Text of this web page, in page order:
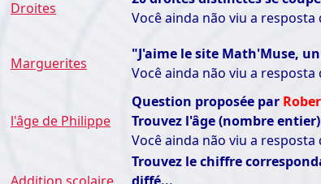
Droites
Você ainda não viu a resposta
Marguerites
"J'aime le site Math'Muse,
Você ainda não viu a resposta
l'âge de Philippe
Question proposée par
Trouvez l'âge (nombre
Você ainda não viu a resposta
Trouvez le chiffre